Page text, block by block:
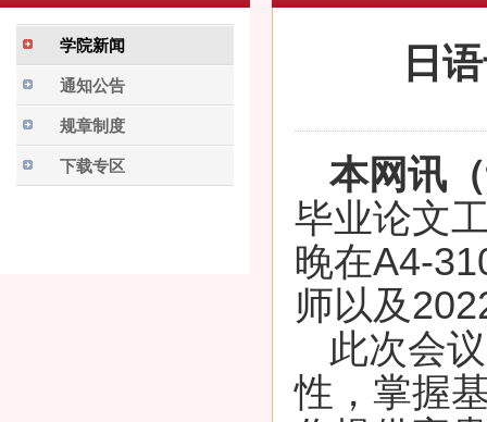
学院新闻
通知公告
规章制度
下载专区
日
本网讯
毕业论文
晚在A4-
师以及
此次会
性，掌握